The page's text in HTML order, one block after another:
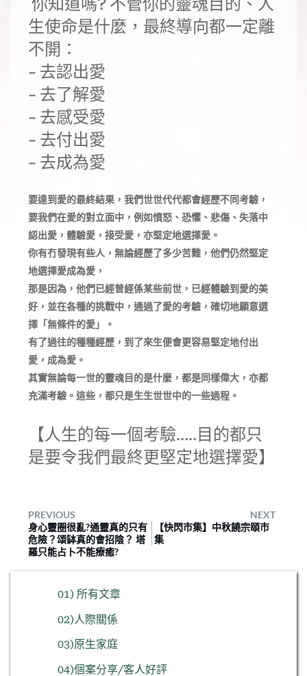
生使命是什麼，最終導向都一定離
不開：
- 去認出愛
- 去了解愛
- 去感受愛
- 去付出愛
- 去成為愛
要達到愛的最終結果，我們世世代代都會經歷不同考驗，
要我們在愛的對立面中，例如憤怒、恐懼、悲傷、失落中
認出愛，體驗愛，接受愛，亦堅定地選擇愛。
你有冇發現有些人，無論經歷了多少苦難，他們仍然堅定
地選擇愛成為愛，
那是因為，他們已經曾經係某些前世，已經體驗到愛的美
好，並在各種的挑戰中，通過了愛的考驗，確切地願意選
擇「無條件的愛」。
有了過往的種種經歷，到了來生便會更容易堅定地付出
愛，成為愛。
其實無論每一世的靈魂目的是什麼，都是同樣偉大，亦都
充滿考驗。這些，都只是生生世世中的一些過程。
【人生的每一個考驗.....目的都只
是要令我們最終更堅定地選擇愛】
PREVIOUS
NEXT
身心靈圈很亂?通靈真的只有
危險？頌缽真的會招陰？ 塔
羅只能占卜不能療癒?
【快閃市集】中秋饒宗頤市
集
01) 所有文章
02)人際關係
03)原生家庭
04)個案分享/客人好評